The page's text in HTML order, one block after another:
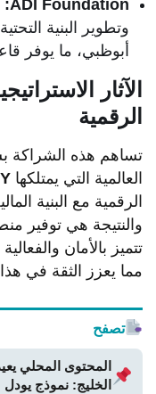
ADI Foundation:
وتطوير البنية
أبوظبي، ما يوفر
الآثار
الرقمية
تساهم هذه الشراكة
العالمية التي يمتلكها
الرقمية مع البنية
والنتيجة هي توفير
تتميز بالأمان
مما يعزز الثقة في
تصفح
المحتوى المحلي
الخليج: نموذج يودل